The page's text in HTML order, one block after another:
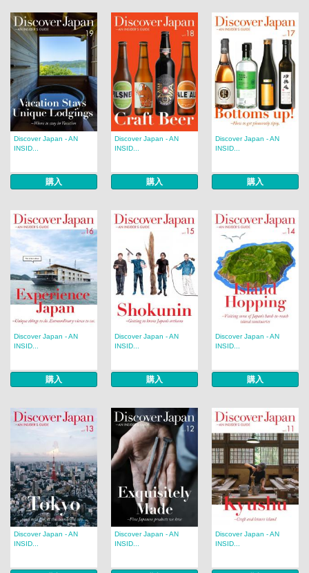
Discover Japan - AN
INSID...
購入
Discover Japan - AN
INSID...
購入
Discover Japan - AN
INSID...
購入
Discover Japan - AN
INSID...
購入
Discover Japan - AN
INSID...
購入
Discover Japan - AN
INSID...
購入
Discover Japan - AN
INSID...
Discover Japan - AN
INSID...
Discover Japan - AN
INSID...